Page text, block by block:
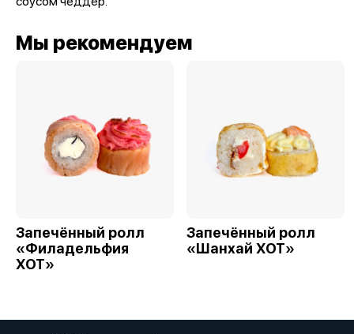
Мы рекомендуем
Запечённый ролл
«Филадельфия
ХОТ»
Запечённый ролл
«Шанхай ХОТ»